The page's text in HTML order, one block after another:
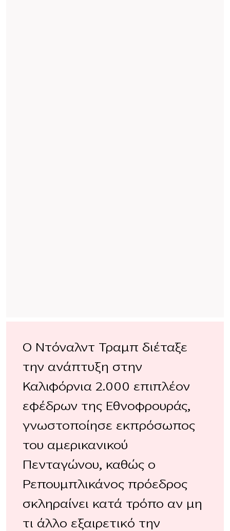
Ο Ντόναλντ Τραμπ διέταξε
την ανάπτυξη στην
Καλιφόρνια 2.000 επιπλέον
εφέδρων της Εθνοφρουράς,
γνωστοποίησε εκπρόσωπος
του αμερικανικού
Πενταγώνου, καθώς ο
Ρεπουμπλικάνος πρόεδρος
σκληραίνει κατά τρόπο αν μη
τι άλλο εξαιρετικό την